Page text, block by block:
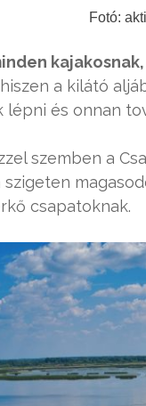
Fotó:
a kilátó
és onnan
szemben a
csapatoknak.